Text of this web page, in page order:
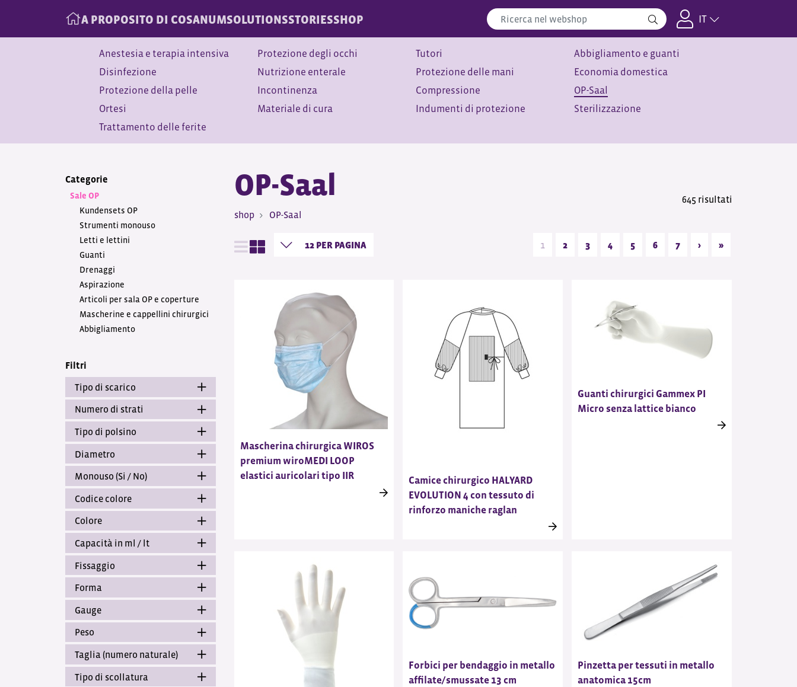
A PROPOSITO DI COSANUMSOLUTIONSSTORIESSHOP IT
Anestesia e terapia intensiva Protezione degli occhi Tutori
Abbigliamento e guanti
Disinfezione
Nutrizione enterale Protezione delle mani
Economia domestica
Protezione della pelle
Incontinenza Compressione
OP-Saal
Ortesi
Materiale di cura Indumenti di protezione
Sterilizzazione
Trattamento delle ferite
Categorie
Sale OP
Kundensets OP
Strumenti monouso
Letti e lettini
Guanti
Drenaggi
Aspirazione
Articoli per sala OP e coperture
Mascherine e cappellini chirurgici
Abbigliamento
Filtri
Tipo di scarico
Numero di strati
Tipo di polsino
Diametro
Monouso (Si / No)
Codice colore
Colore
Capacità in ml / lt
Fissaggio
Forma
Gauge
Peso
Taglia (numero naturale)
Tipo di scollatura
OP-Saal
shop OP-Saal
645 risultati
1 2 3 4 5 6 7 › »
Mascherina chirurgica WIROS
premium wiroMEDI LOOP
elastici auricolari tipo IIR
Camice chirurgico HALYARD
EVOLUTION 4 con tessuto di
rinforzo maniche raglan
Guanti chirurgici Gammex PI
Micro senza lattice bianco
Forbici per bendaggio in metallo
affilate/smussate 13 cm
Pinzetta per tessuti in metallo
anatomica 15cm